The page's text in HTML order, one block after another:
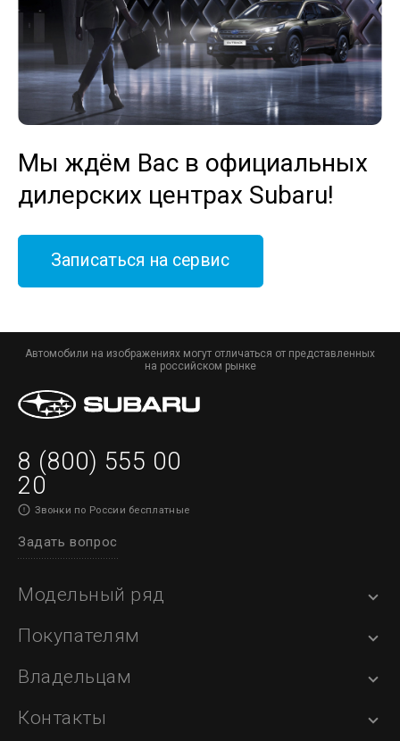
Мы ждём Вас в официальных
дилерских центрах Subaru!
Записаться на сервис
Автомобили на изображениях могут отличаться от представленных
на российском рынке
8 (800) 555 00
20
Звонки по России бесплатные
Задать вопрос
Модельный ряд
Покупателям
Владельцам
Контакты